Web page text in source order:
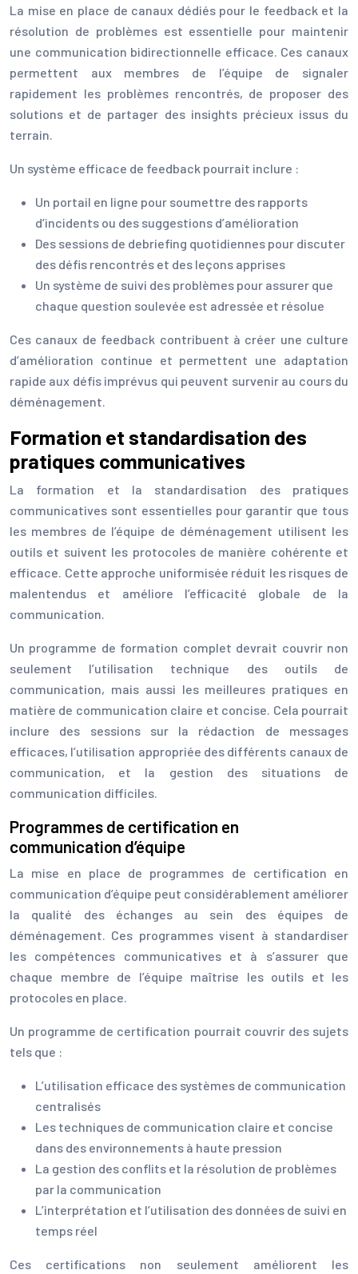
La mise en place de canaux dédiés pour le feedback et la
résolution de problèmes est essentielle pour maintenir
une communication bidirectionnelle efficace. Ces canaux
permettent aux membres de l’équipe de signaler
rapidement les problèmes rencontrés, de proposer des
solutions et de partager des insights précieux issus du
terrain.
Un système efficace de feedback pourrait inclure :
Un portail en ligne pour soumettre des rapports
d’incidents ou des suggestions d’amélioration
Des sessions de debriefing quotidiennes pour discuter
des défis rencontrés et des leçons apprises
Un système de suivi des problèmes pour assurer que
chaque question soulevée est adressée et résolue
Ces canaux de feedback contribuent à créer une culture
d’amélioration continue et permettent une adaptation
rapide aux défis imprévus qui peuvent survenir au cours du
déménagement.
Formation et standardisation des
pratiques communicatives
La formation et la standardisation des pratiques
communicatives sont essentielles pour garantir que tous
les membres de l’équipe de déménagement utilisent les
outils et suivent les protocoles de manière cohérente et
efficace. Cette approche uniformisée réduit les risques de
malentendus et améliore l’efficacité globale de la
communication.
Un programme de formation complet devrait couvrir non
seulement l’utilisation technique des outils de
communication, mais aussi les meilleures pratiques en
matière de communication claire et concise. Cela pourrait
inclure des sessions sur la rédaction de messages
efficaces, l’utilisation appropriée des différents canaux de
communication, et la gestion des situations de
communication difficiles.
Programmes de certification en
communication d’équipe
La mise en place de programmes de certification en
communication d’équipe peut considérablement améliorer
la qualité des échanges au sein des équipes de
déménagement. Ces programmes visent à standardiser
les compétences communicatives et à s’assurer que
chaque membre de l’équipe maîtrise les outils et les
protocoles en place.
Un programme de certification pourrait couvrir des sujets
tels que :
L’utilisation efficace des systèmes de communication
centralisés
Les techniques de communication claire et concise
dans des environnements à haute pression
La gestion des conflits et la résolution de problèmes
par la communication
L’interprétation et l’utilisation des données de suivi en
temps réel
Ces certifications non seulement améliorent les